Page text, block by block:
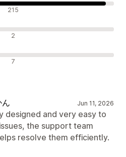
215
2
7
Jun 11, 2026
designed and very easy to
the support team
resolve them efficiently.